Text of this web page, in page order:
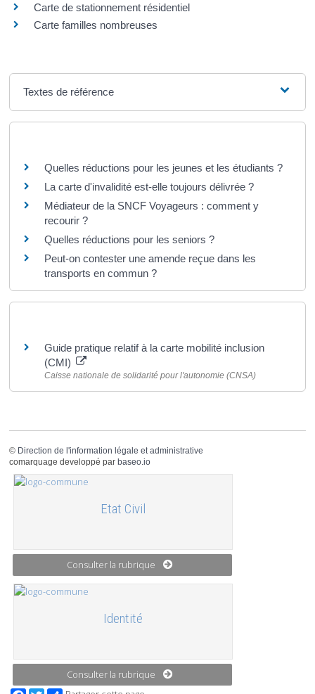
Carte de stationnement résidentiel
Carte familles nombreuses
Textes de référence
Quelles réductions pour les jeunes et les étudiants ?
La carte d'invalidité est-elle toujours délivrée ?
Médiateur de la SNCF Voyageurs : comment y
recourir ?
Quelles réductions pour les seniors ?
Peut-on contester une amende reçue dans les
transports en commun ?
Guide pratique relatif à la carte mobilité inclusion
(CMI)
Caisse nationale de solidarité pour l'autonomie (CNSA)
© Direction de l'information légale et administrative
comarquage developpé par baseo.io
Etat Civil
Consulter la rubrique
Identité
Consulter la rubrique